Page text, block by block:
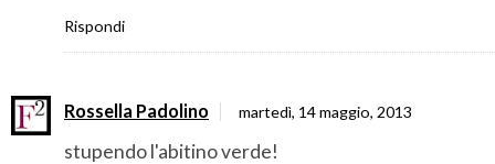
Rispondi
Rossella Padolino martedì, 14 maggio, 2013
stupendo l'abitino verde!